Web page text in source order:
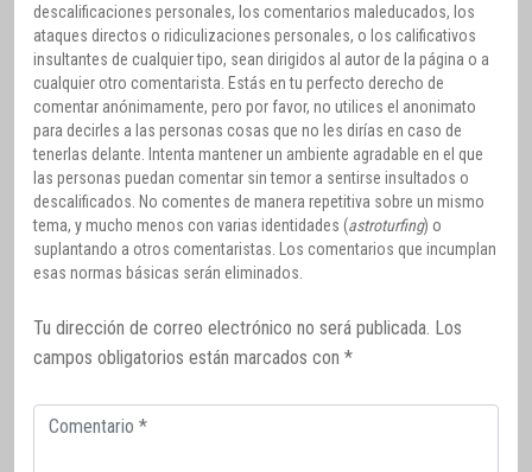
descalificaciones personales, los comentarios maleducados, los
ataques directos o ridiculizaciones personales, o los calificativos
insultantes de cualquier tipo, sean dirigidos al autor de la página o a
cualquier otro comentarista. Estás en tu perfecto derecho de
comentar anónimamente, pero por favor, no utilices el anonimato
para decirles a las personas cosas que no les dirías en caso de
tenerlas delante. Intenta mantener un ambiente agradable en el que
las personas puedan comentar sin temor a sentirse insultados o
descalificados. No comentes de manera repetitiva sobre un mismo
tema, y mucho menos con varias identidades (astroturfing) o
suplantando a otros comentaristas. Los comentarios que incumplan
esas normas básicas serán eliminados.
Tu dirección de correo electrónico no será publicada. Los
campos obligatorios están marcados con *
Comentario